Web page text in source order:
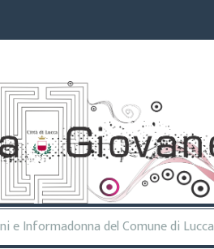
e Informadonna del Comune di Lucca